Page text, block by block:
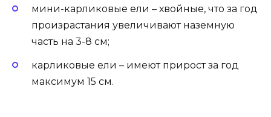
мини-карликовые ели – хвойные, что за год
произрастания увеличивают наземную
часть на 3-8 см;
карликовые ели – имеют прирост за год
максимум 15 см.